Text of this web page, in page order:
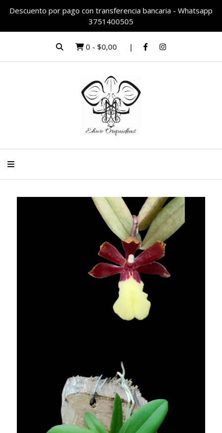
Descuento por pago con transferencia bancaria - Whatsapp
3751400505
0 - $0,00